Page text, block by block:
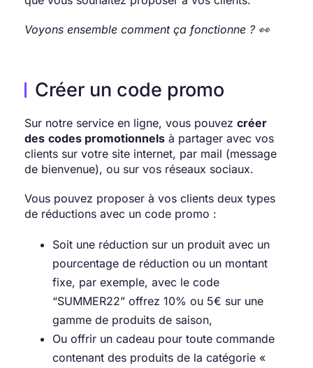
Voyons ensemble comment ça fonctionne ? 👀
Créer un code promo
Sur notre service en ligne, vous pouvez créer
des codes promotionnels à partager avec vos
clients sur votre site internet, par mail (message
de bienvenue), ou sur vos réseaux sociaux.
Vous pouvez proposer à vos clients deux types
de réductions avec un code promo :
Soit une réduction sur un produit avec un
pourcentage de réduction ou un montant
fixe, par exemple, avec le code
“SUMMER22” offrez 10% ou 5€ sur une
gamme de produits de saison,
Ou offrir un cadeau pour toute commande
contenant des produits de la catégorie «